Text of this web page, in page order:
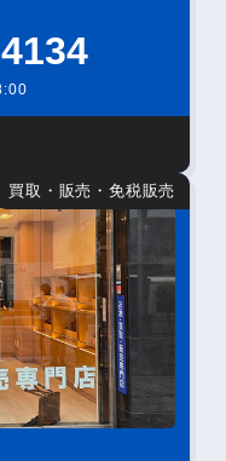
買取・販売・免税販売